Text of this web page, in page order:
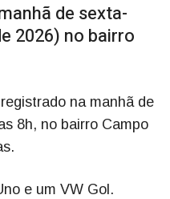
de sexta-
2026) no bairro
na manhã de
8h, no bairro Campo
e um VW Gol.